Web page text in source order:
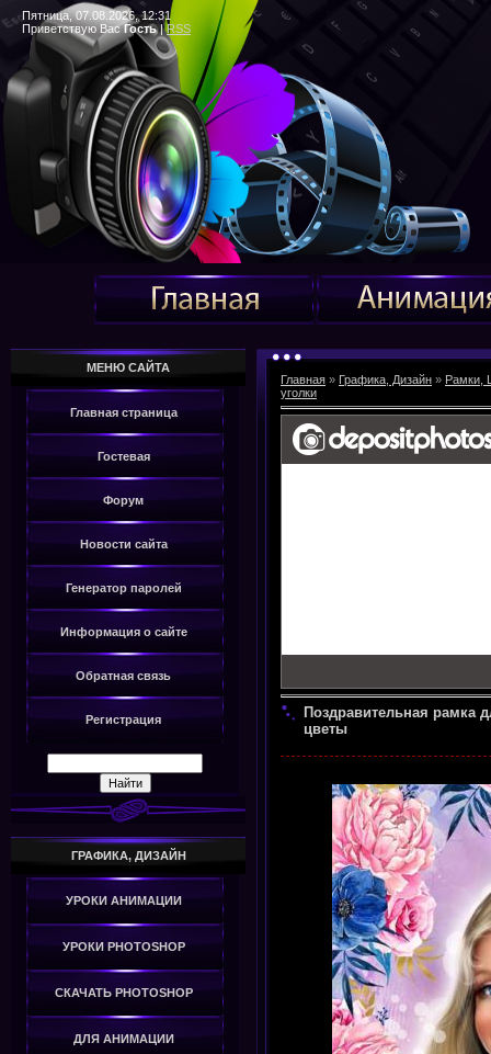
Пятница, 07.08.2026, 12:31
Приветствую Вас Гость|RSS
МЕНЮ САЙТА
Главная страница
Гостевая
Форум
Новости сайта
Генератор паролей
Информация о сайте
Обратная связь
Регистрация
ГРАФИКА, ДИЗАЙН
УРОКИ АНИМАЦИИ
УРОКИ PHOTOSHOP
СКАЧАТЬ PHOTOSHOP
ДЛЯ АНИМАЦИИ
Главная » Графика, Дизайн » Рамки,
уголки
Поздравительная рамка
цветы